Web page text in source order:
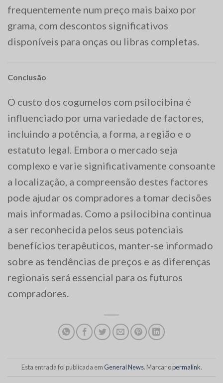
frequentemente num preço mais baixo por
grama, com descontos significativos
disponíveis para onças ou libras completas.
Conclusão
O custo dos cogumelos com psilocibina é
influenciado por uma variedade de factores,
incluindo a potência, a forma, a região e o
estatuto legal. Embora o mercado seja
complexo e varie significativamente consoante
a localização, a compreensão destes factores
pode ajudar os compradores a tomar decisões
mais informadas. Como a psilocibina continua
a ser reconhecida pelos seus potenciais
benefícios terapêuticos, manter-se informado
sobre as tendências de preços e as diferenças
regionais será essencial para os futuros
compradores.
Esta entrada foi publicada em General News. Marcar opermalink.